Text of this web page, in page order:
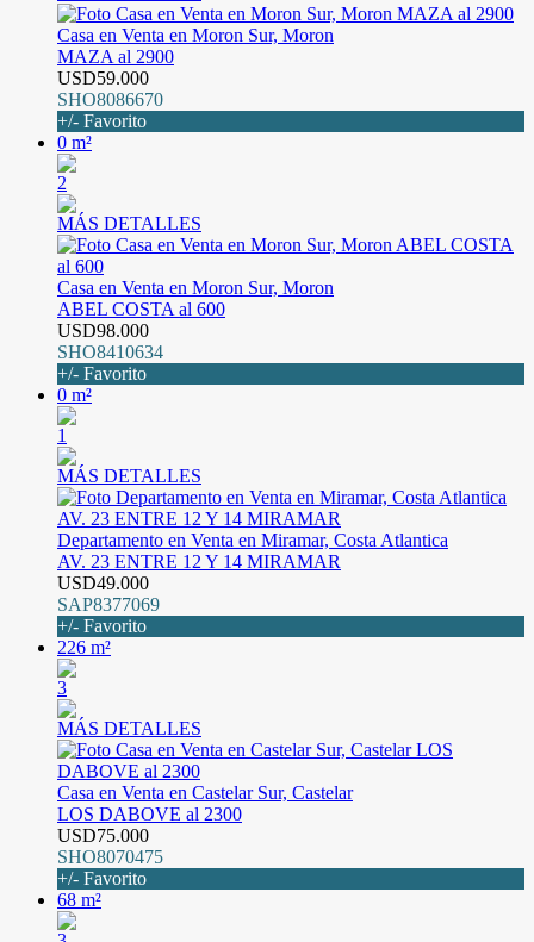
Casa en Venta en Moron Sur, Moron
MAZA al 2900
USD59.000
SHO8086670
+/- Favorito
0 m²
2
MÁS DETALLES
Casa en Venta en Moron Sur, Moron
ABEL COSTA al 600
USD98.000
SHO8410634
+/- Favorito
0 m²
1
MÁS DETALLES
Departamento en Venta en Miramar, Costa Atlantica
AV. 23 ENTRE 12 Y 14 MIRAMAR
USD49.000
SAP8377069
+/- Favorito
226 m²
3
MÁS DETALLES
Casa en Venta en Castelar Sur, Castelar
LOS DABOVE al 2300
USD75.000
SHO8070475
+/- Favorito
68 m²